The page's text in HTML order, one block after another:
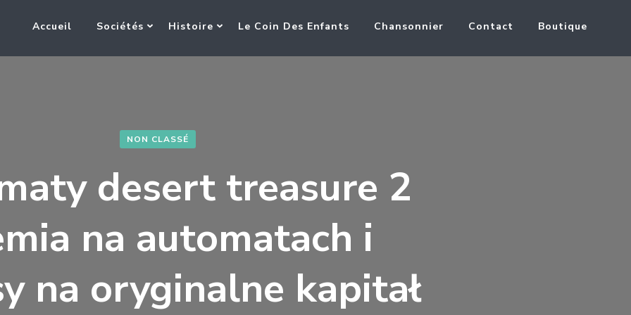
Accueil Sociétés Histoire Le Coin Des Enfants Chansonnier Contact Boutique
NON CLASSÉ
desert treasure 2
na automatach i
na oryginalne kapitał